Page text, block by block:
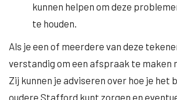
kunnen helpen om deze
te houden.
Als je een of meerdere van deze
verstandig om een afspraak te maken
Zij kunnen je adviseren over hoe je het
oudere Stafford kunt zorgen en